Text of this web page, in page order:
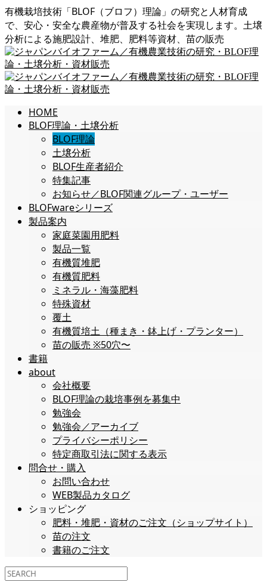
有機栽培技術「BLOF（ブロフ）理論」の研究と人材育成
で、安心・安全な農産物が普及する社会を実現します。土壌
分析による施肥設計、堆肥、肥料等資材、苗の販売
HOME
BLOF理論・土壌分析
BLOF理論
土壌分析
BLOF生産者紹介
特集記事
お知らせ／BLOF関連グループ・ユーザー
BLOFwareシリーズ
製品案内
家庭菜園用肥料
製品一覧
有機質堆肥
有機質肥料
ミネラル・海藻肥料
特殊資材
覆土
有機質培土（種まき・鉢上げ・プランター）
苗の販売 ※50穴〜
書籍
about
会社概要
BLOF理論の栽培事例を募集中
勉強会
勉強会／アーカイブ
プライバシーポリシー
特定商取引法に関する表示
問合せ・購入
お問い合わせ
WEB製品カタログ
ショッピング
肥料・堆肥・資材のご注文（ショップサイト）
苗の注文
書籍のご注文